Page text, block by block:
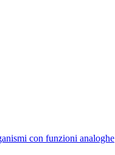
con funzioni analoghe